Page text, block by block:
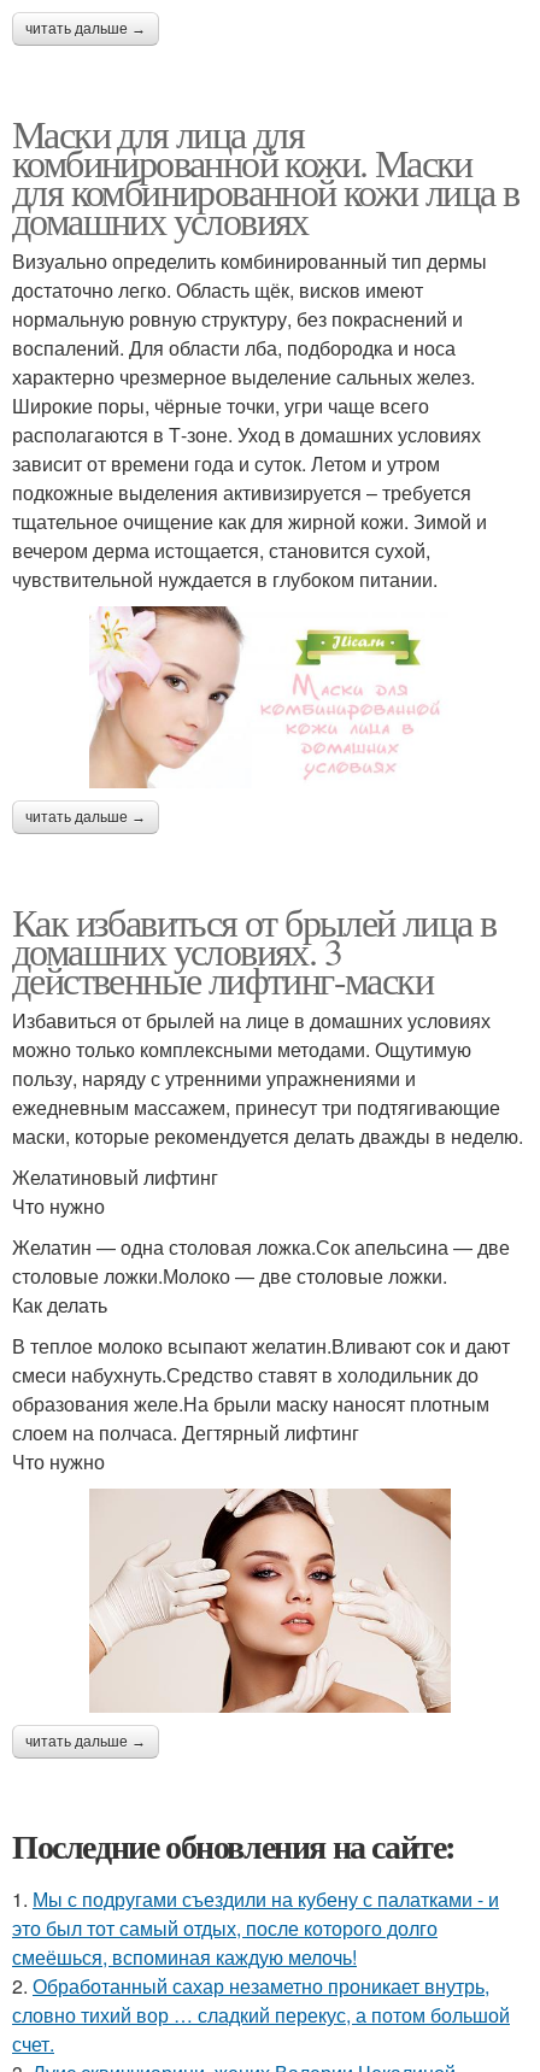
читать дальше →
Маски для лица для
комбинированной кожи. Маски
для комбинированной кожи лица в
домашних условиях
Визуально определить комбинированный тип дермы
достаточно легко. Область щёк, висков имеют
нормальную ровную структуру, без покраснений и
воспалений. Для области лба, подбородка и носа
характерно чрезмерное выделение сальных желез.
Широкие поры, чёрные точки, угри чаще всего
располагаются в Т-зоне. Уход в домашних условиях
зависит от времени года и суток. Летом и утром
подкожные выделения активизируется – требуется
тщательное очищение как для жирной кожи. Зимой и
вечером дерма истощается, становится сухой,
чувствительной нуждается в глубоком питании.
читать дальше →
Как избавиться от брылей лица в
домашних условиях. 3
действенные лифтинг-маски
Избавиться от брылей на лице в домашних условиях
можно только комплексными методами. Ощутимую
пользу, наряду с утренними упражнениями и
ежедневным массажем, принесут три подтягивающие
маски, которые рекомендуется делать дважды в неделю.
Желатиновый лифтинг
Что нужно
Желатин — одна столовая ложка.Сок апельсина — две
столовые ложки.Молоко — две столовые ложки.
Как делать
В теплое молоко всыпают желатин.Вливают сок и дают
смеси набухнуть.Средство ставят в холодильник до
образования желе.На брыли маску наносят плотным
слоем на полчаса. Дегтярный лифтинг
Что нужно
читать дальше →
Последние обновления на сайте:
1. Мы с подругами съездили на кубену с палатками - и
это был тот самый отдых, после которого долго
смеёшься, вспоминая каждую мелочь!
2. Обработанный сахар незаметно проникает внутрь,
словно тихий вор … сладкий перекус, а потом большой
счет.